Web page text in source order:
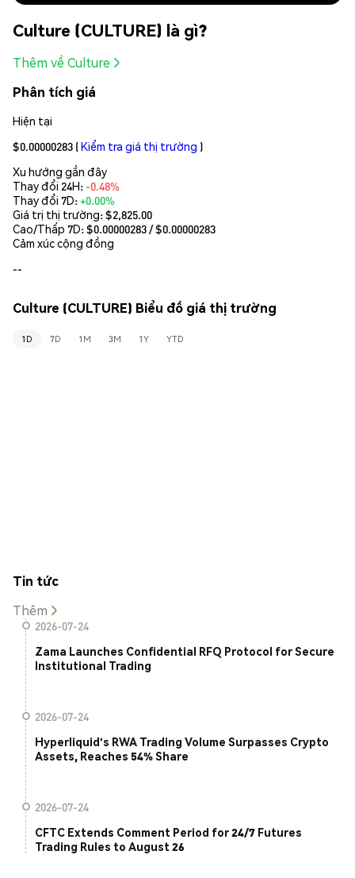
Culture (CULTURE) là gì?
Thêm về Culture
Phân tích giá
Hiện tại
$0.00000283 (Kiểm tra giá thị trường )
Xu hướng gần đây
Thay đổi 24H: -0.48%
Thay đổi 7D:+0.00%
Giá trị thị trường:$2,825.00
Cao/Thấp 7D: $0.00000283/ $0.00000283
Cảm xúc cộng đồng
--
Culture (CULTURE) Biểu đồ giá thị trường
1D 7D 1M 3M 1Y YTD
Tin tức
Thêm
2026-07-24
Zama Launches Confidential RFQ Protocol for Secure
Institutional Trading
2026-07-24
Hyperliquid's RWA Trading Volume Surpasses Crypto
Assets, Reaches 54% Share
2026-07-24
CFTC Extends Comment Period for 24/7 Futures
Trading Rules to August 26